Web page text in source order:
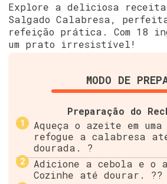
Explore a deliciosa receita
Salgado Calabresa,
refeição prática. Com 18
um prato irresistível!
MODO DE
Preparação do
Aqueça o azeite em
refogue a calabresa
dourada. ?
Adicione a cebola e o
Cozinhe até dourar. ??